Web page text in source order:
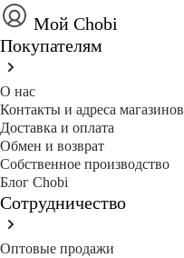
Мой Chobi
Покупателям
О нас
Контакты и адреса магазинов
Доставка и оплата
Обмен и возврат
Собственное производство
Блог Сhobi
Сотрудничество
Оптовые продажи